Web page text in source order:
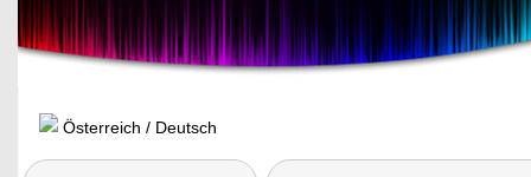
Österreich / Deutsch